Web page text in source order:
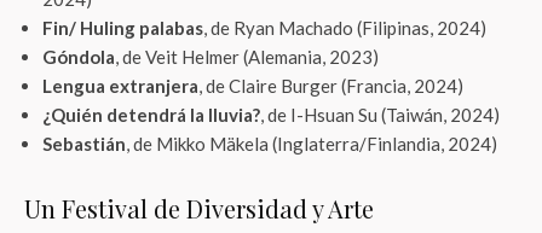
Fin/ Huling palabas, de Ryan Machado (Filipinas, 2024)
Góndola, de Veit Helmer (Alemania, 2023)
Lengua extranjera, de Claire Burger (Francia, 2024)
¿Quién detendrá la lluvia?, de I-Hsuan Su (Taiwán, 2024)
Sebastián, de Mikko Mäkela (Inglaterra/Finlandia, 2024)
Un Festival de Diversidad y Arte